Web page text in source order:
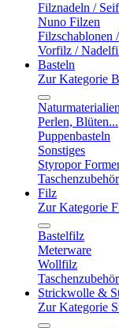
Filznadeln /
Nuno Filzen
Filzschablonen
Vorfilz /
Basteln
Zur Kategorie
Perlen, Blüten...
Puppenbasteln
Sonstiges
Styropor
Taschenzubehör
Filz
Zur Kategorie
Bastelfilz
Meterware
Wollfilz
Taschenzubehör
Strickwolle &
Zur Kategorie